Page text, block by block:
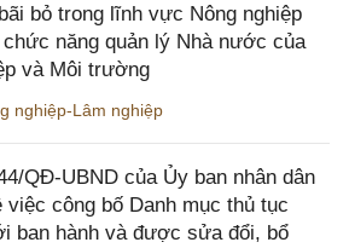
bỏ trong lĩnh vực Nông nghiệp
năng quản lý Nhà nước của
và Môi trường
nghiệp-Lâm nghiệp
QĐ-UBND của Ủy ban nhân dân
việc công bố Danh mục thủ tục
ban hành và được sửa đổi, bổ